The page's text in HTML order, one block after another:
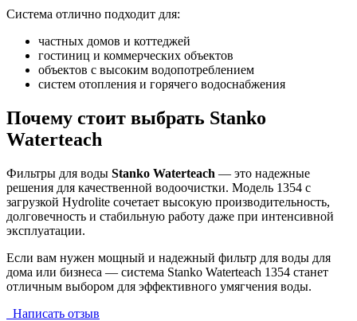
Система отлично подходит для:
частных домов и коттеджей
гостиниц и коммерческих объектов
объектов с высоким водопотреблением
систем отопления и горячего водоснабжения
Почему стоит выбрать Stanko
Waterteach
Фильтры для воды Stanko Waterteach — это надежные
решения для качественной водоочистки. Модель 1354 с
загрузкой Hydrolite сочетает высокую производительность,
долговечность и стабильную работу даже при интенсивной
эксплуатации.
Если вам нужен мощный и надежный фильтр для воды для
дома или бизнеса — система Stanko Waterteach 1354 станет
отличным выбором для эффективного умягчения воды.
Написать отзыв